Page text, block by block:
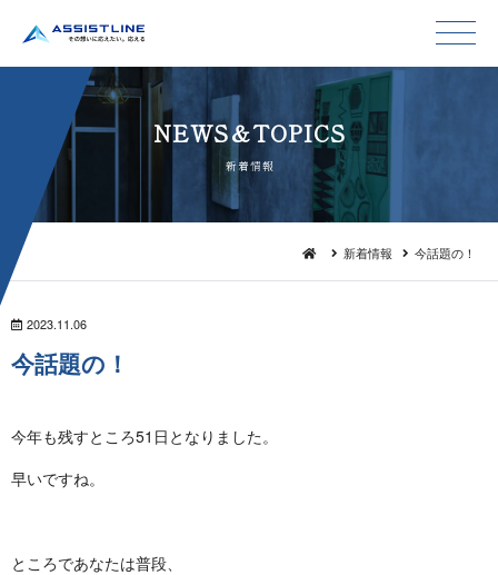
NEWS＆TO P I C S
新 着 情 報
新着情報 今話題の！
2023.11.06
今 話 題 の ！
今年も残すところ51日となりました。
早いですね。
ところであなたは普段、